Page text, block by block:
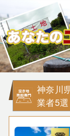
神奈川
業者5選